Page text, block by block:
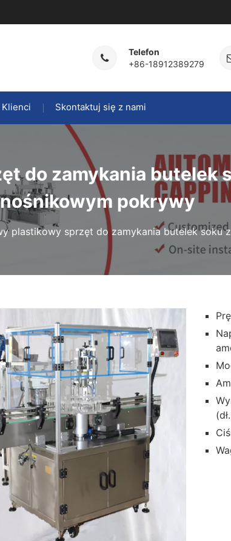
Telefon
+86-18912389279
Klienci Skontaktuj się z nami
do zamykania butelek
pokrywy
plastikowy sprzęt do zamykania butelek soku